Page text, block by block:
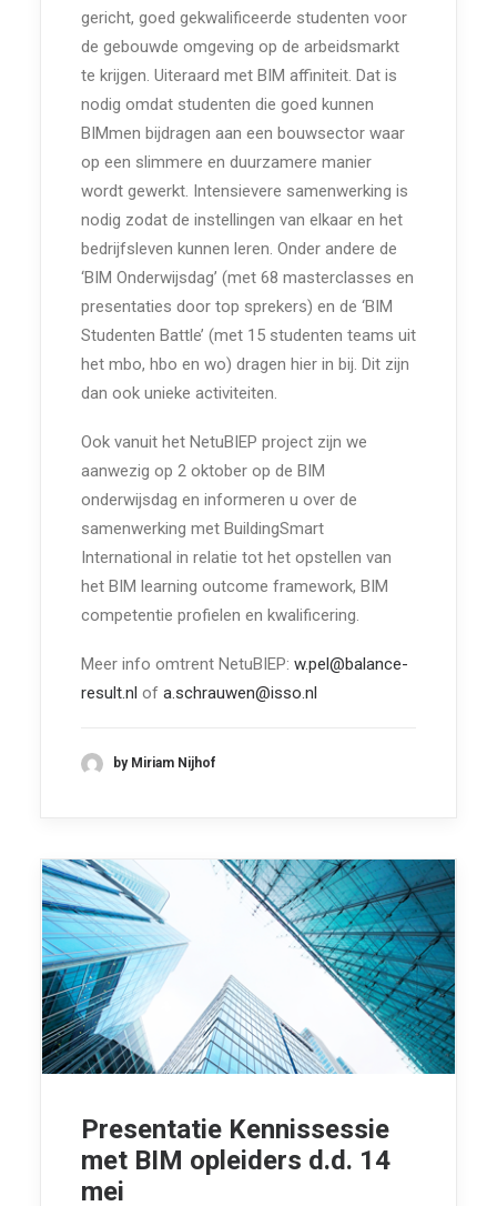
gericht, goed gekwalificeerde studenten voor
de gebouwde omgeving op de arbeidsmarkt
te krijgen. Uiteraard met BIM affiniteit. Dat is
nodig omdat studenten die goed kunnen
BIMmen bijdragen aan een bouwsector waar
op een slimmere en duurzamere manier
wordt gewerkt. Intensievere samenwerking is
nodig zodat de instellingen van elkaar en het
bedrijfsleven kunnen leren. Onder andere de
‘BIM Onderwijsdag’ (met 68 masterclasses en
presentaties door top sprekers) en de ‘BIM
Studenten Battle’ (met 15 studenten teams uit
het mbo, hbo en wo) dragen hier in bij. Dit zijn
dan ook unieke activiteiten.
Ook vanuit het NetuBIEP project zijn we
aanwezig op 2 oktober op de BIM
onderwijsdag en informeren u over de
samenwerking met BuildingSmart
International in relatie tot het opstellen van
het BIM learning outcome framework, BIM
competentie profielen en kwalificering.
Meer info omtrent NetuBIEP: w.pel@balance-
result.nl of a.schrauwen@isso.nl
by Miriam Nijhof
Presentatie Kennissessie
met BIM opleiders d.d. 14
mei